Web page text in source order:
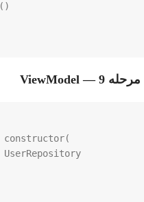
()
مرحله 9 — ViewModel
constructor(
UserRepository